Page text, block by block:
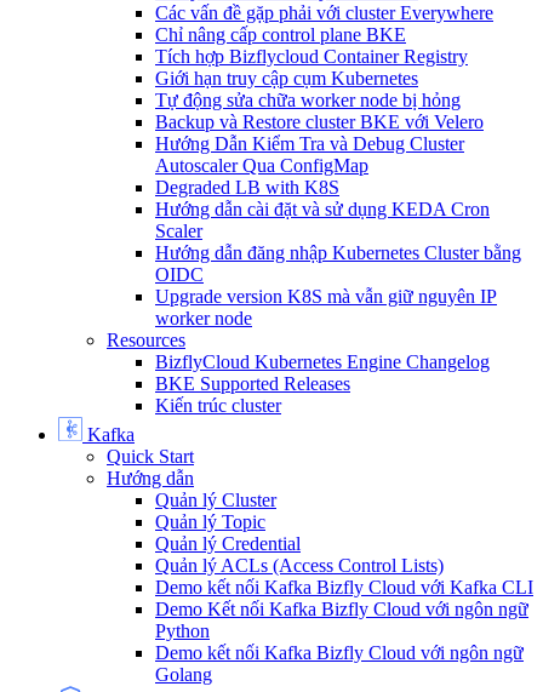
Các vấn đề gặp phải với cluster Everywhere
Chỉ nâng cấp control plane BKE
Tích hợp Bizflycloud Container Registry
Giới hạn truy cập cụm Kubernetes
Tự động sửa chữa worker node bị hỏng
Backup và Restore cluster BKE với Velero
Hướng Dẫn Kiểm Tra và Debug Cluster
Autoscaler Qua ConfigMap
Degraded LB with K8S
Hướng dẫn cài đặt và sử dụng KEDA Cron
Scaler
Hướng dẫn đăng nhập Kubernetes Cluster bằng
OIDC
Upgrade version K8S mà vẫn giữ nguyên IP
worker node
Resources
BizflyCloud Kubernetes Engine Changelog
BKE Supported Releases
Kiến trúc cluster
Kafka
Quick Start
Hướng dẫn
Quản lý Cluster
Quản lý Topic
Quản lý Credential
Quản lý ACLs (Access Control Lists)
Demo kết nối Kafka Bizfly Cloud với Kafka CLI
Demo Kết nối Kafka Bizfly Cloud với ngôn ngữ
Python
Demo kết nối Kafka Bizfly Cloud với ngôn ngữ
Golang